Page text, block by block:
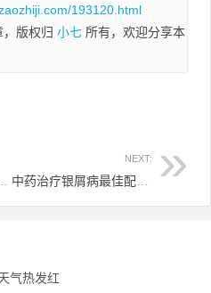
193120.html
版权归 小七 所有，欢迎分享本
NEXT:
气热发红